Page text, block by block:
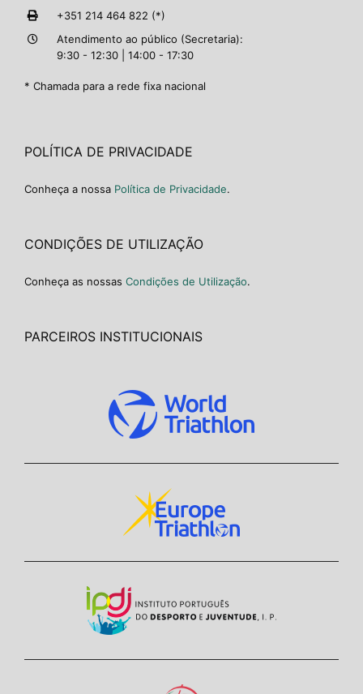
+351 214 464 822 (*)
Atendimento ao público (Secretaria):
9:30 - 12:30 | 14:00 - 17:30
* Chamada para a rede fixa nacional
POLÍTICA DE PRIVACIDADE
Conheça a nossa Política de Privacidade.
CONDIÇÕES DE UTILIZAÇÃO
Conheça as nossas Condições de Utilização.
PARCEIROS INSTITUCIONAIS